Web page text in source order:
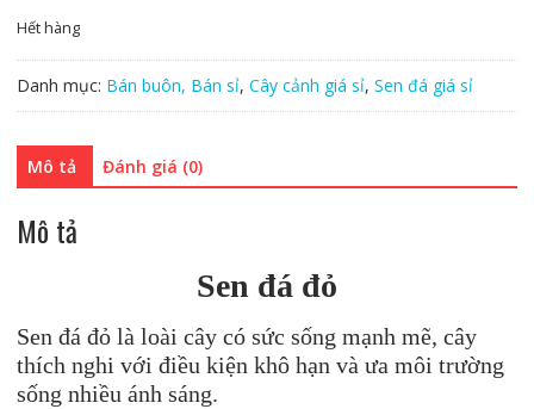
Hết hàng
Danh mục: Bán buôn, Bán sỉ, Cây cảnh giá sỉ, Sen đá giá sỉ
Mô tả Đánh giá (0)
Mô tả
Sen đá đỏ
Sen đá đỏ là loài cây có sức sống mạnh mẽ, cây
thích nghi với điều kiện khô hạn và ưa môi trường
sống nhiều ánh sáng.